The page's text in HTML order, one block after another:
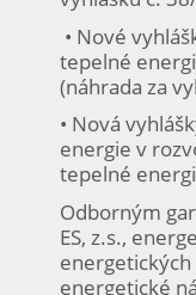
• Nové
tepelné
(náhrada za
• Nová
energie v
tepelné
Odborným
ES, z.s.,
energetické